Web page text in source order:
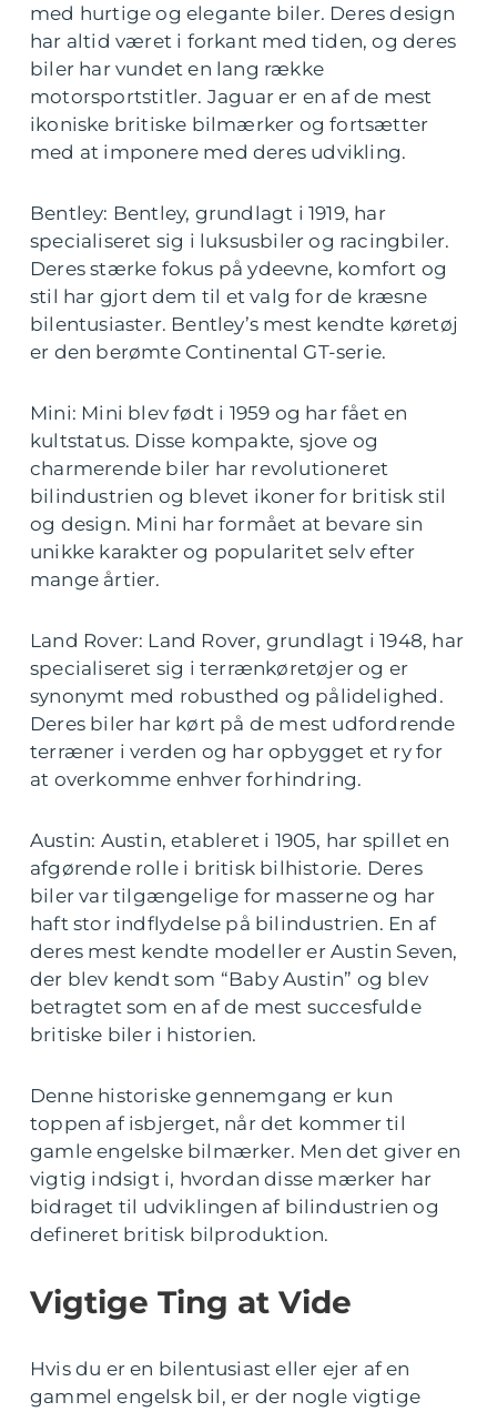
med hurtige og elegante biler. Deres design
har altid været i forkant med tiden, og deres
biler har vundet en lang række
motorsportstitler. Jaguar er en af de mest
ikoniske britiske bilmærker og fortsætter
med at imponere med deres udvikling.
Bentley: Bentley, grundlagt i 1919, har
specialiseret sig i luksusbiler og racingbiler.
Deres stærke fokus på ydeevne, komfort og
stil har gjort dem til et valg for de kræsne
bilentusiaster. Bentley’s mest kendte køretøj
er den berømte Continental GT-serie.
Mini: Mini blev født i 1959 og har fået en
kultstatus. Disse kompakte, sjove og
charmerende biler har revolutioneret
bilindustrien og blevet ikoner for britisk stil
og design. Mini har formået at bevare sin
unikke karakter og popularitet selv efter
mange årtier.
Land Rover: Land Rover, grundlagt i 1948, har
specialiseret sig i terrænkøretøjer og er
synonymt med robusthed og pålidelighed.
Deres biler har kørt på de mest udfordrende
terræner i verden og har opbygget et ry for
at overkomme enhver forhindring.
Austin: Austin, etableret i 1905, har spillet en
afgørende rolle i britisk bilhistorie. Deres
biler var tilgængelige for masserne og har
haft stor indflydelse på bilindustrien. En af
deres mest kendte modeller er Austin Seven,
der blev kendt som “Baby Austin” og blev
betragtet som en af de mest succesfulde
britiske biler i historien.
Denne historiske gennemgang er kun
toppen af isbjerget, når det kommer til
gamle engelske bilmærker. Men det giver en
vigtig indsigt i, hvordan disse mærker har
bidraget til udviklingen af bilindustrien og
defineret britisk bilproduktion.
Vigtige Ting at Vide
Hvis du er en bilentusiast eller ejer af en
gammel engelsk bil, er der nogle vigtige